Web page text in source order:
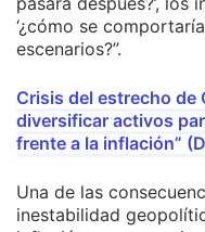
‘¿cómo se
escenarios?”.
Crisis del estrecho de
diversificar activos
frente a la inflación”
Una de las
inestabilidad